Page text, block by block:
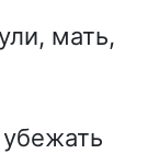
мать,